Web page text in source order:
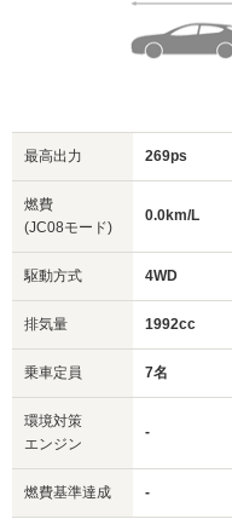
最高出力 269ps
燃費
(JC08モード)
0.0km/L
駆動方式 4WD
排気量 1992cc
乗車定員 7名
環境対策
エンジン
-
燃費基準達成 -